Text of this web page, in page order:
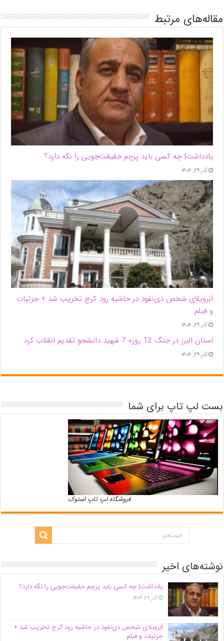
مقاله‌های مرتبط
یادداشت| ‌چه کسی باید پرچم حقیقت‌جویی را نگه دارد؟
آذر ۲۹, ۱۴۰۴
اَبَر‌ویلای شخص ذی‌نفوذ در حاشیه‌ رود کرج تخریب شد + جزئیات
و فیلم
آذر ۲۹, ۱۴۰۴
استان البرز در جنگ 12 روزه 7 شهید دانشجو تقدیم انقلاب کرد
آذر ۲۹, ۱۴۰۴
بست لپ تاپ برای شما
فروشگاه لپ تاپ استوک
نوشته‌های اخیر
یادداشت| ‌چه کسی باید پرچم حقیقت‌جویی را نگه دارد؟
آذر ۲۹, ۱۴۰۴
اَبَر‌ویلای شخص ذی‌نفوذ در حاشیه‌ رود کرج تخریب شد +
جزئیات و فیلم